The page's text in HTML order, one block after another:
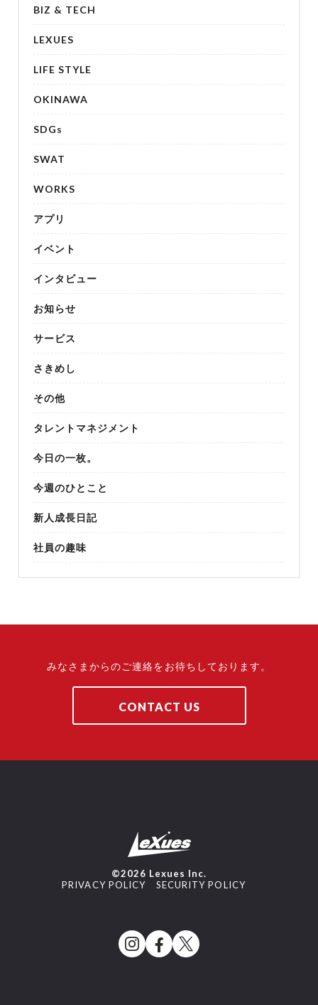
BIZ & TECH
LEXUES
LIFE STYLE
OKINAWA
SDGs
SWAT
WORKS
アプリ
イベント
インタビュー
お知らせ
サービス
さきめし
その他
タレントマネジメント
今日の一枚。
今週のひとこと
新人成長日記
社員の趣味
みなさまからのご連絡をお待ちしております。
CONTACT US
©2026 Lexues Inc.
PRIVACY POLICY
SECURITY POLICY